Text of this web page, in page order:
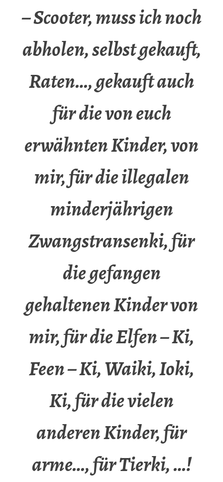
– Scooter, muss ich noch
abholen, selbst gekauft,
Raten…, gekauft auch
für die von euch
erwähnten Kinder, von
mir, für die illegalen
minderjährigen
Zwangstransenki, für
die gefangen
gehaltenen Kinder von
mir, für die Elfen – Ki,
Feen – Ki, Waiki, Ioki,
Ki, für die vielen
anderen Kinder, für
arme…, für Tierki, …!